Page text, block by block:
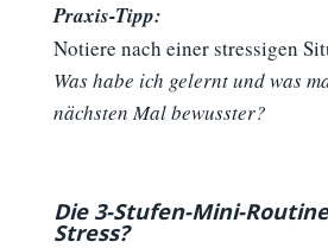
Praxis-Tipp:
Notiere nach einer stressigen
Was habe ich gelernt und was
nächsten Mal bewusster?
Die 3-Stufen-Mini-
Stress?